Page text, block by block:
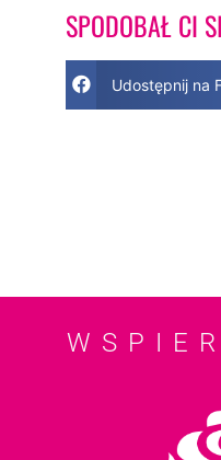
SPODOBAŁ CI
Udostępnij na